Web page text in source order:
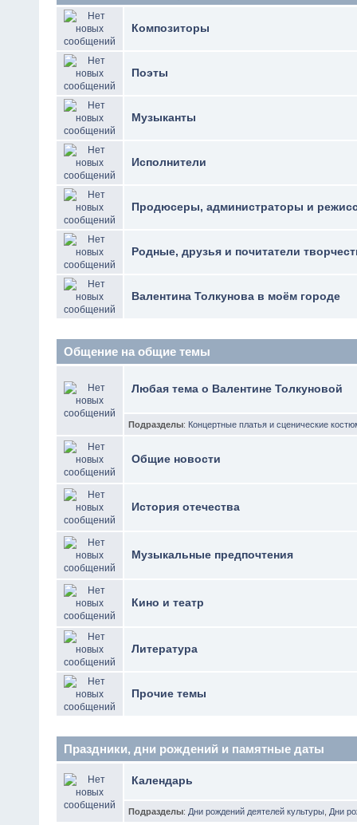
Композиторы
Поэты
Музыканты
Исполнители
Продюсеры, администраторы и
Родные, друзья и почитатели
Валентина Толкунова в моём городе
Общение на общие темы
Любая тема о Валентине Толкуновой
Подразделы: Концертные платья и сценические
Общие новости
История отечества
Музыкальные предпочтения
Кино и театр
Литература
Прочие темы
Праздники, дни рождений и памятные даты
Календарь
Подразделы: Дни рождений деятелей культуры Дни